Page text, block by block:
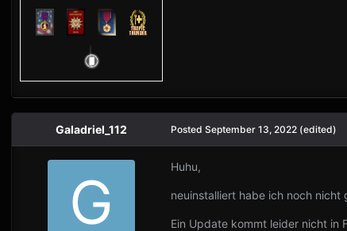
Galadriel_112 Posted September 13, 2022 (edited)
Huhu,
neuinstalliert habe ich noch
Ein Update kommt leider nicht in